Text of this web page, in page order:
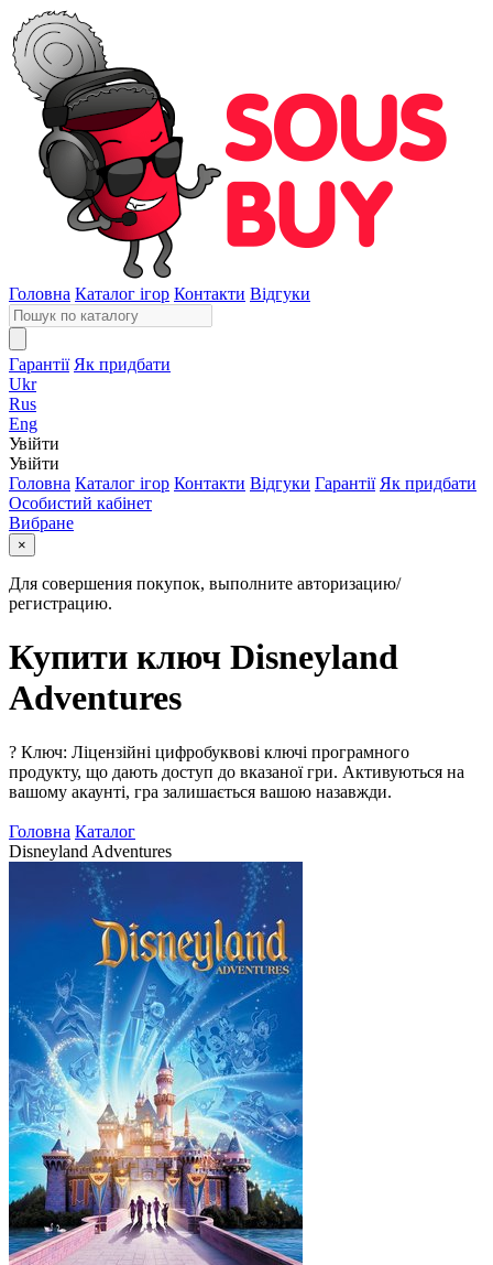
Головна Каталог ігор Контакти Відгуки
Гарантії Як придбати
Ukr
Rus
Eng
Увійти
Увійти
Головна Каталог ігор Контакти Відгуки Гарантії Як придбати
Особистий кабінет
Вибране
×
Для совершения покупок, выполните авторизацию/
регистрацию.
Купити ключ Disneyland
Adventures
? Ключ: Ліцензійні цифробуквові ключі програмного
продукту, що дають доступ до вказаної гри. Активуються на
вашому акаунті, гра залишається вашою назавжди.
Головна Каталог
Disneyland Adventures